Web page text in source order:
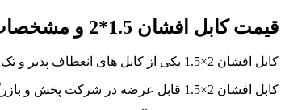
قیمت کابل افشان 1.5*2 و مشخصات فنی
کابل افشان 2×1.5 یکی از کابل های انعطاف پذیر و تک فاز بسیار پرکاربرد در برق کشی منازل و ساختمان های اداری و تجاری می باشد که در شرکت بازرگانی آراد کابل عرضه می گردد.
کابل افشان 2×1.5 قابل عرضه در شرکت پخش و بازرگانی آراد کابل با مشخصات زیر ارائه می گردد: